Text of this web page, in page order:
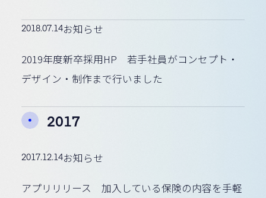
2018.07.14お知らせ
2019年度新卒採用HP 若手社員がコンセプト・
デザイン・制作まで行いました
2017
2017.12.14お知らせ
アプリリリース 加入している保険の内容を手軽